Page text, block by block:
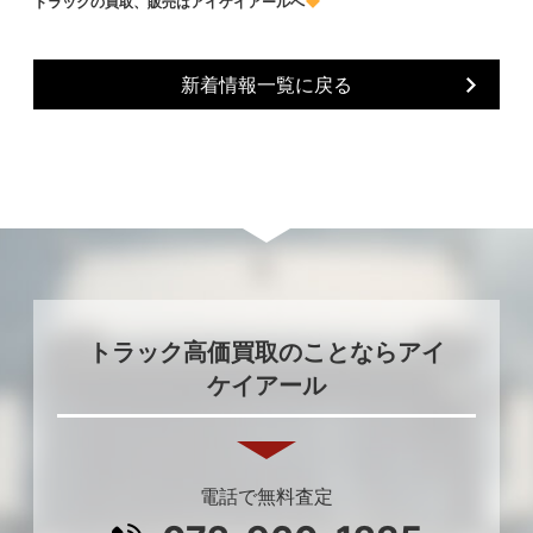
新着情報一覧に戻る
トラック高価買取のことならアイ
ケイアール
電話で無料査定